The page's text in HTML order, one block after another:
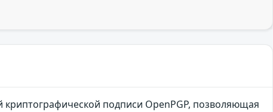
подписи OpenPGP, позволяющая